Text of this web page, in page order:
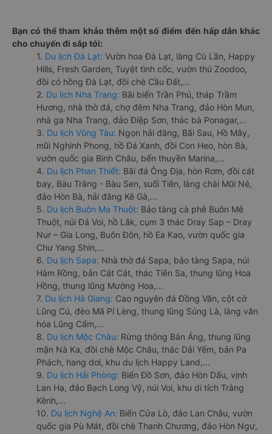
Bạn có thể tham khảo thêm một số điểm đến hấp dẫn khác
cho chuyến đi sắp tới:
1. Du lịch Đà Lạt: Vườn hoa Đà Lạt, làng Cù Lần, Happy
Hills, Fresh Garden, Tuyệt tình cốc, vườn thú Zoodoo,
đồi cỏ hồng Đà Lạt, đồi chè Cầu Đất,...
2. Du lịch Nha Trang: Bãi biển Trần Phú, tháp Trầm
Hương, nhà thờ đá, chợ đêm Nha Trang, đảo Hòn Mun,
nhà ga Nha Trang, đảo Điệp Sơn, thác bà Ponagar,...
3. Du lịch Vũng Tàu: Ngọn hải đăng, Bãi Sau, Hồ Mây,
mũi Nghinh Phong, hồ Đá Xanh, đồi Con Heo, hòn Bà,
vườn quốc gia Bình Châu, bến thuyền Marina,...
4. Du lịch Phan Thiết: Bãi đá Ông Địa, hòn Rơm, đồi cát
bay, Bàu Trắng - Bàu Sen, suối Tiên, làng chài Mũi Né,
đảo Hòn Bà, hải đăng Kê Gà,...
5. Du lịch Buôn Ma Thuột: Bảo tàng cà phê Buôn Mê
Thuột, núi Đá Voi, hồ Lắk, cụm 3 thác Dray Sap – Dray
Nur – Gia Long, Buôn Đôn, hồ Ea Kao, vườn quốc gia
Chư Yang Shin,...
6. Du lịch Sapa: Nhà thờ đá Sapa, bảo tàng Sapa, núi
Hàm Rồng, bản Cát Cát, thác Tiên Sa, thung lũng Hoa
Hồng, thung lũng Mường Hoa,...
7. Du lịch Hà Giang: Cao nguyên đá Đồng Văn, cột cờ
Lũng Cú, đèo Mã Pí Lèng, thung lũng Sủng Là, làng văn
hóa Lũng Cẩm,...
8. Du lịch Mộc Châu: Rừng thông Bản Áng, thung lũng
mận Nà Ka, đồi chè Mộc Châu, thác Dải Yếm, bản Pa
Phách, hang dơi, khu du lịch Happy Land,...
9. Du lịch Hải Phòng: Biển Đồ Sơn, đảo Hòn Dấu, vịnh
Lan Hạ, đảo Bạch Long Vỹ, núi Voi, khu di tích Tràng
Kênh,...
10. Du lịch Nghệ An: Biển Cửa Lò, đảo Lan Châu, vườn
quốc gia Pù Mát, đồi chè Thanh Chương, đảo Hòn Ngư,